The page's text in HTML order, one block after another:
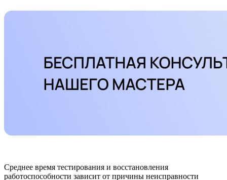
Среднее время тестирования и восстановления
работоспособности зависит от причины неисправности